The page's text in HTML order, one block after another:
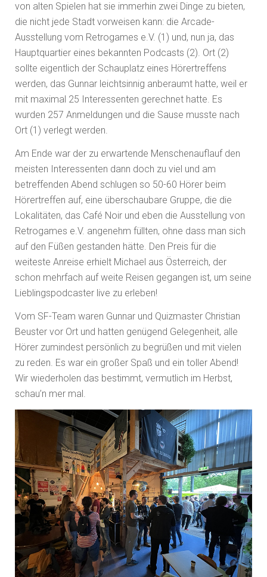
von alten Spielen hat sie immerhin zwei Dinge zu bieten,
die nicht jede Stadt vorweisen kann: die Arcade-
Ausstellung vom Retrogames e.V. (1) und, nun ja, das
Hauptquartier eines bekannten Podcasts (2). Ort (2)
sollte eigentlich der Schauplatz eines Hörertreffens
werden, das Gunnar leichtsinnig anberaumt hatte, weil er
mit maximal 25 Interessenten gerechnet hatte. Es
wurden 257 Anmeldungen und die Sause musste nach
Ort (1) verlegt werden.
Am Ende war der zu erwartende Menschenauflauf den
meisten Interessenten dann doch zu viel und am
betreffenden Abend schlugen so 50-60 Hörer beim
Hörertreffen auf, eine überschaubare Gruppe, die die
Lokalitäten, das Café Noir und eben die Ausstellung von
Retrogames e.V. angenehm füllten, ohne dass man sich
auf den Füßen gestanden hätte. Den Preis für die
weiteste Anreise erhielt Michael aus Österreich, der
schon mehrfach auf weite Reisen gegangen ist, um seine
Lieblingspodcaster live zu erleben!
Vom SF-Team waren Gunnar und Quizmaster Christian
Beuster vor Ort und hatten genügend Gelegenheit, alle
Hörer zumindest persönlich zu begrüßen und mit vielen
zu reden. Es war ein großer Spaß und ein toller Abend!
Wir wiederholen das bestimmt, vermutlich im Herbst,
schau’n mer mal.